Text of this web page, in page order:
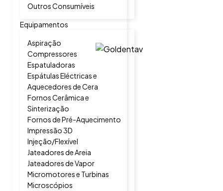
Outros Consumíveis
Equipamentos
Aspiração
Compressores
Espatuladoras
Espátulas Eléctricas e
Aquecedores de Cera
Fornos Cerâmica e
Sinterização
Fornos de Pré-Aquecimento
Impressão 3D
Injeção/Flexível
Jateadores de Areia
Jateadores de Vapor
Micromotores e Turbinas
Microscópios